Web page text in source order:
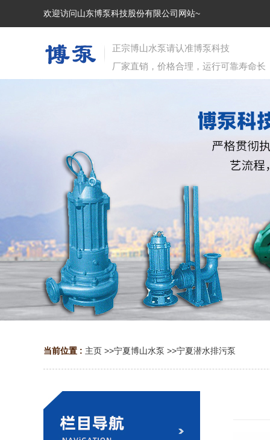
欢迎访问山东博泵科技股份有限公司网站~
正宗博山水泵请认准博泵科技
厂家直销，价格合理，运行可靠寿命长
当前位置 : 主页 >>宁夏博山水泵 >>宁夏潜水排污泵